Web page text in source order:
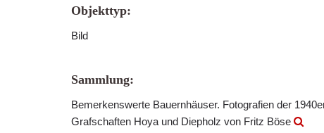
Objekttyp:
Bild
Sammlung:
Bemerkenswerte Bauernhäuser. Fotografien der
Grafschaften Hoya und Diepholz von Fritz Böse